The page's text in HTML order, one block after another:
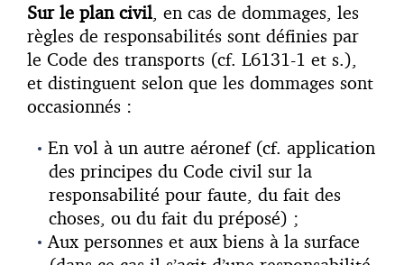
Sur le plan civil, en cas de dommages, les
règles de responsabilités sont définies par
le Code des transports (cf. L6131-1 et s.),
et distinguent selon que les dommages sont
occasionnés :
En vol à un autre aéronef (cf. application
des principes du Code civil sur la
responsabilité pour faute, du fait des
choses, ou du fait du préposé) ;
Aux personnes et aux biens à la surface